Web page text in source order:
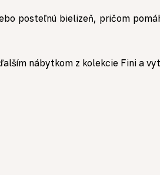
posteľnú bielizeň, pričom
nábytkom z kolekcie Fini a